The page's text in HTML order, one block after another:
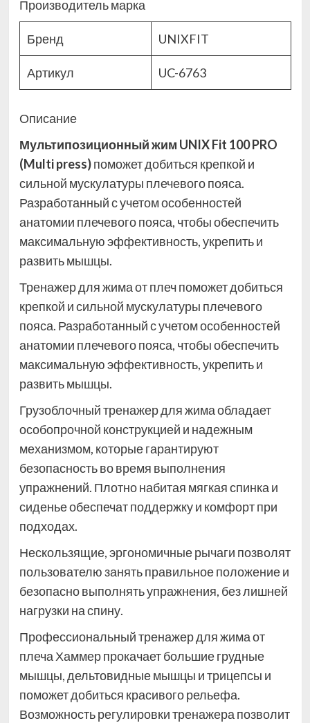
Производитель марка
Бренд UNIXFIT
Артикул UC-6763
Описание
Мультипозиционный жим UNIX Fit 100 PRO
(Multi press)поможет добиться крепкой и
сильной мускулатуры плечевого пояса.
Разработанный с учетом особенностей
анатомии плечевого пояса, чтобы обеспечить
максимальную эффективность, укрепить и
развить мышцы.
Тренажер для жима от плеч поможет добиться
крепкой и сильной мускулатуры плечевого
пояса. Разработанный с учетом особенностей
анатомии плечевого пояса, чтобы обеспечить
максимальную эффективность, укрепить и
развить мышцы.
Грузоблочный тренажер для жима обладает
особопрочной конструкцией и надежным
механизмом, которые гарантируют
безопасность во время выполнения
упражнений. Плотно набитая мягкая спинка и
сиденье обеспечат поддержку и комфорт при
подходах.
Нескользящие, эргономичные рычаги позволят
пользователю занять правильное положение и
безопасно выполнять упражнения, без лишней
нагрузки на спину.
Профессиональный тренажер для жима от
плеча Хаммер прокачает большие грудные
мышцы, дельтовидные мышцы и трицепсы и
поможет добиться красивого рельефа.
Возможность регулировки тренажера позволит